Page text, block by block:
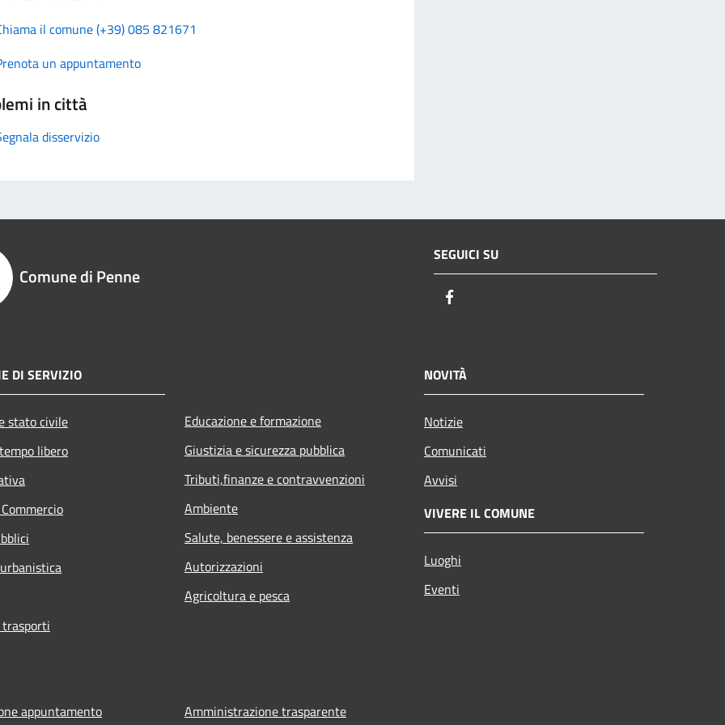
il comune (+39) 085 821671
un appuntamento
in città
disservizio
Comune di Penne
SEGUICI SU
DI SERVIZIO
stato civile
libero
Educazione e formazione
Giustizia e sicurezza pubblica
Tributi,finanze e contravvenzioni
Ambiente
Salute, benessere e assistenza
Autorizzazioni
Agricoltura e pesca
NOVITÀ
Notizie
Comunicati
Avvisi
VIVERE IL COMUNE
Luoghi
Eventi
appuntamento Amministrazione trasparente